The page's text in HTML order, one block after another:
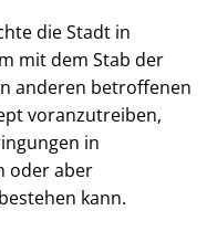
die Stadt in
mit dem Stab der
anderen betroffenen
voranzutreiben,
in
oder aber
kann.